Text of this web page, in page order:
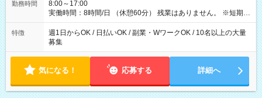
勤務時間
8:00～17:00
実働時間：8時間/日 （休憩60分） 残業はありません。 ※短期の
募集は行っておりません。予めご了承くださいませ。
特徴
週1日からOK / 日払いOK / 副業・WワークOK / 10名以上の大量
募集
気になる！ 応募する 詳細へ